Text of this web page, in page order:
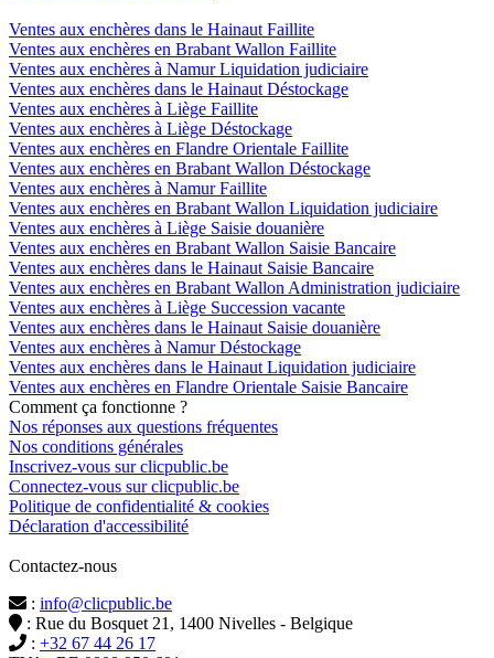
Ventes aux enchères dans le Hainaut Faillite
Ventes aux enchères en Brabant Wallon Faillite
Ventes aux enchères à Namur Liquidation judiciaire
Ventes aux enchères dans le Hainaut Déstockage
Ventes aux enchères à Liège Faillite
Ventes aux enchères à Liège Déstockage
Ventes aux enchères en Flandre Orientale Faillite
Ventes aux enchères en Brabant Wallon Déstockage
Ventes aux enchères à Namur Faillite
Ventes aux enchères en Brabant Wallon Liquidation judiciaire
Ventes aux enchères à Liège Saisie douanière
Ventes aux enchères en Brabant Wallon Saisie Bancaire
Ventes aux enchères dans le Hainaut Saisie Bancaire
Ventes aux enchères en Brabant Wallon Administration judiciaire
Ventes aux enchères à Liège Succession vacante
Ventes aux enchères dans le Hainaut Saisie douanière
Ventes aux enchères à Namur Déstockage
Ventes aux enchères dans le Hainaut Liquidation judiciaire
Ventes aux enchères en Flandre Orientale Saisie Bancaire
Comment ça fonctionne ?
Nos réponses aux questions fréquentes
Nos conditions générales
Inscrivez-vous sur clicpublic.be
Connectez-vous sur clicpublic.be
Politique de confidentialité & cookies
Déclaration d'accessibilité
Contactez-nous
: info@clicpublic.be
: Rue du Bosquet 21, 1400 Nivelles - Belgique
: +32 67 44 26 17